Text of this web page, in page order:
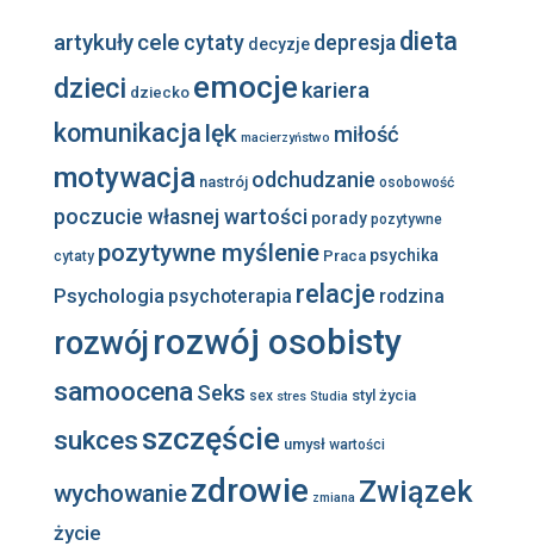
artykułycele cytaty decyzje depresja dieta
dzieci dziecko emocje kariera
komunikacja lęk macierzyństwo miłość
motywacja nastrój odchudzanie osobowość
poczucie własnej wartości porady pozytywne
cytaty pozytywne myślenie Praca psychika
Psychologia psychoterapia relacje rodzina
rozwójrozwój osobisty
samoocenaSeks sex stres Studia styl życia
sukcesszczęście umysł wartości
wychowaniezdrowie zmiana Związek
życie